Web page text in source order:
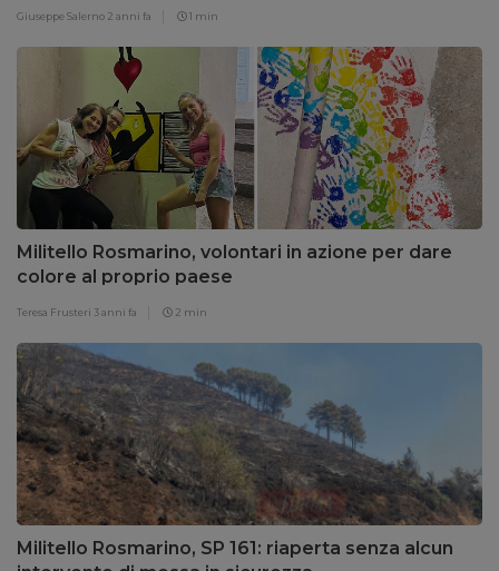
Giuseppe Salerno 2 anni fa 1 min
Militello Rosmarino, volontari in azione per dare
colore al proprio paese
Teresa Frusteri 3 anni fa 2 min
Militello Rosmarino, SP 161: riaperta senza alcun